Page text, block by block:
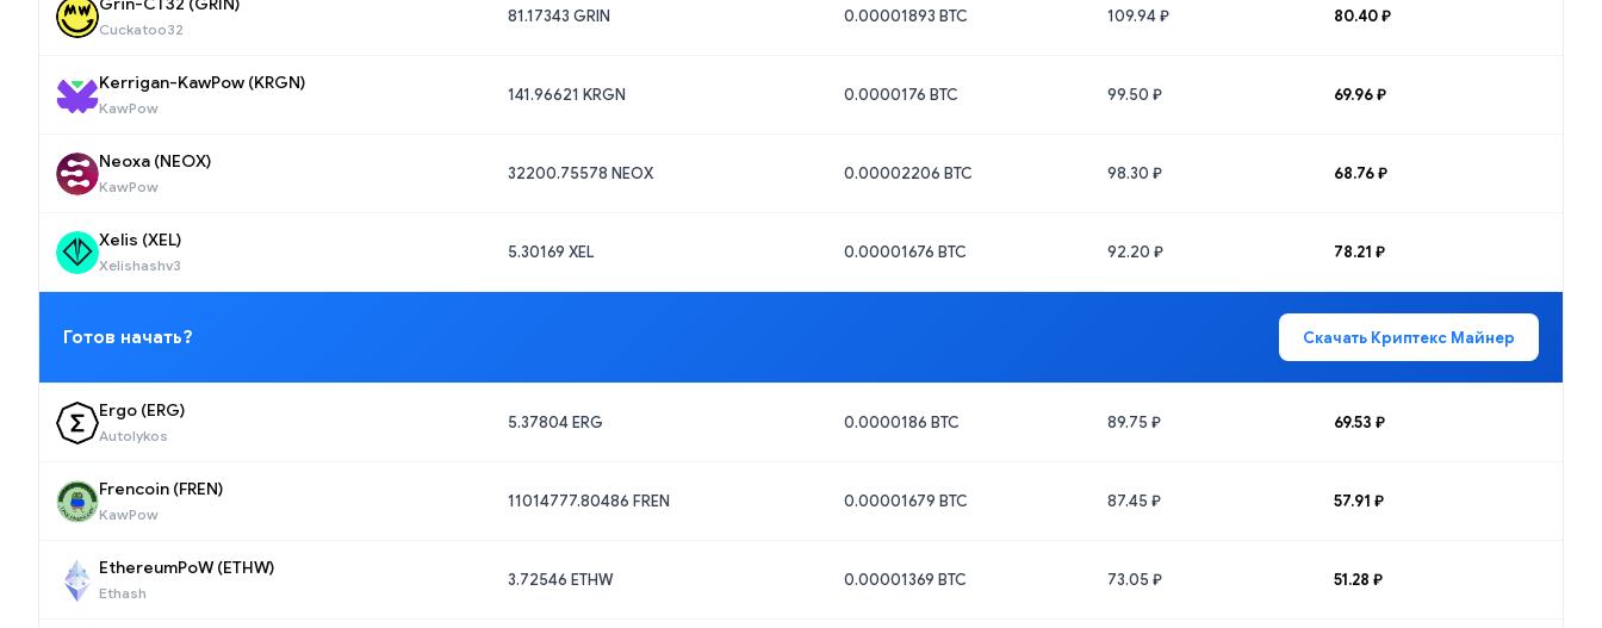
Cuckatoo32
81.17343 GRIN 0.00001893 BTC 109.94 ₽ 80.40 ₽
Kerrigan-KawPow (KRGN)
KawPow
141.96621 KRGN 0.0000176 BTC 99.50 ₽ 69.96 ₽
Neoxa (NEOX)
KawPow
32200.75578 NEOX 0.00002206 BTC 98.30 ₽ 68.76 ₽
Xelis (XEL)
Xelishashv3
5.30169 XEL 0.00001676 BTC 92.20 ₽ 78.21 ₽
Готов начать? Скачать Криптекс Майнер
Ergo (ERG)
Autolykos
5.37804 ERG 0.0000186 BTC 89.75 ₽ 69.53 ₽
Frencoin (FREN)
KawPow
11014777.80486 FREN 0.00001679 BTC 87.45 ₽ 57.91 ₽
EthereumPoW (ETHW)
Ethash
3.72546 ETHW 0.00001369 BTC 73.05 ₽ 51.28 ₽